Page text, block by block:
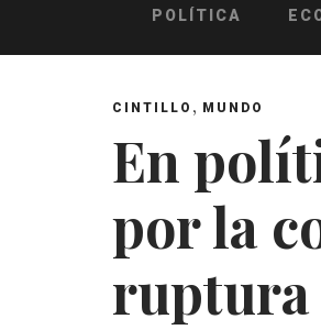
POLÍTICA
CINTILLO , MUNDO
En
por la
ruptura